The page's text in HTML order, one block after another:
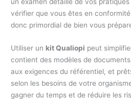
vérifier que vous êtes en
donc primordial de bien vous
Utiliser un kit Qualiopi peut
contient des modèles de
aux exigences du référentiel, et
selon les besoins de votre
gagner du temps et de réduire les